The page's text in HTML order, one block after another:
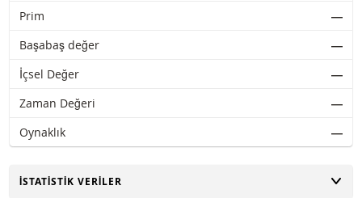
Prim
―
Başabaş değer
―
İçsel Değer
―
Zaman Değeri
―
Oynaklık
―
AÇ
İSTATISTIK VERILER